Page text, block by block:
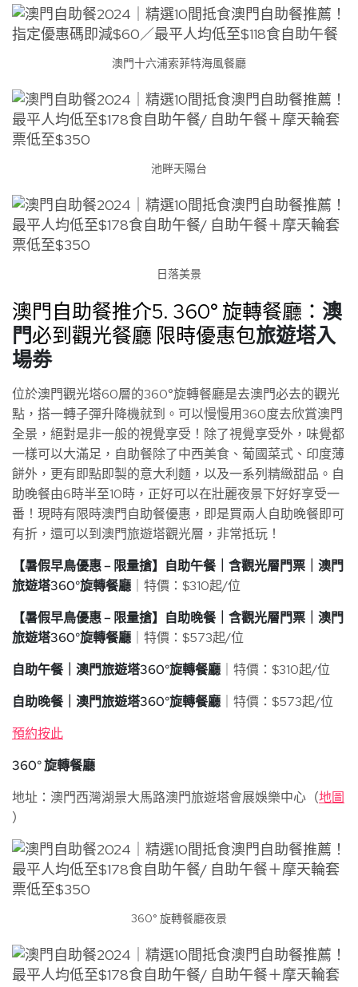
澳門十六浦索菲特海風餐廳
池畔天陽台
日落美景
澳門自助餐推介5. 360° 旋轉餐廳： 澳
門必到觀光餐廳 限時優惠包旅遊塔入
場劵
位於澳門觀光塔60層的360°旋轉餐廳是去澳門必去的觀光
點，搭一轉子彈升降機就到。可以慢慢用360度去欣賞澳門
全景，絕對是非一般的視覺享受！除了視覺享受外，味覺都
一樣可以大滿足，自助餐除了中西美食、葡國菜式、印度薄
餅外，更有即點即製的意大利麵，以及一系列精緻甜品。自
助晚餐由6時半至10時，正好可以在壯麗夜景下好好享受一
番！現時有限時澳門自助餐優惠，即是買兩人自助晚餐即可
有折，還可以到澳門旅遊塔觀光層，非常抵玩！
【暑假早鳥優惠 – 限量搶】自助午餐｜含觀光層門票｜澳門
旅遊塔360°旋轉餐廳 ｜特價：$310起/位
【暑假早鳥優惠 – 限量搶】自助晚餐｜含觀光層門票｜澳門
旅遊塔360°旋轉餐廳 ｜特價：$573起/位
自助午餐｜澳門旅遊塔360°旋轉餐廳 ｜特價：$310起/位
自助晚餐｜澳門旅遊塔360°旋轉餐廳 ｜特價：$573起/位
預約按此
360° 旋轉餐廳
地址：澳門西灣湖景大馬路澳門旅遊塔會展娛樂中心（地圖
）
360° 旋轉餐廳夜景